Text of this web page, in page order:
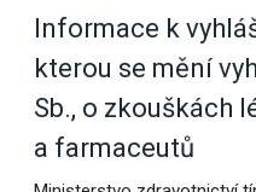
Informace k
kterou se mění
Sb., o zkouškách
a farmaceutů